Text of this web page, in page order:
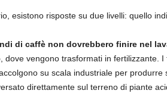
esistono risposte su due livelli: quello
di caffè non dovrebbero finire nel
dove vengono trasformati in
su scala industriale per
direttamente sul terreno di piante